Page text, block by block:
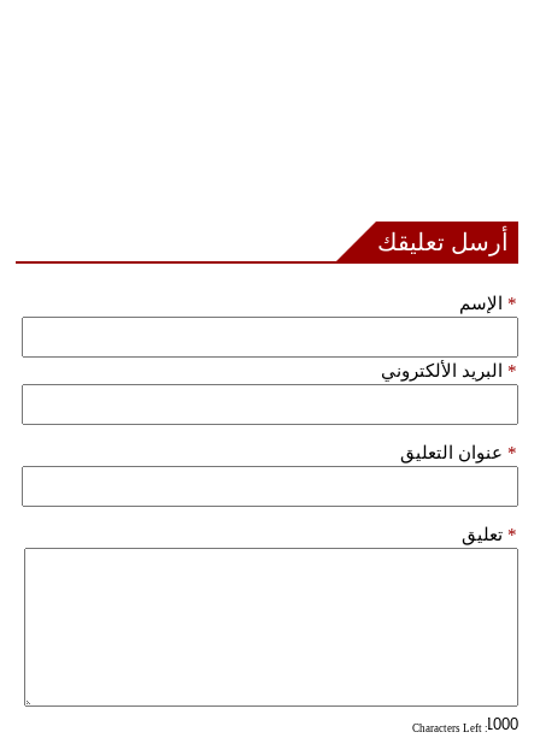
أرسل تعليقك
الإسم *
البريد الألكتروني *
عنوان التعليق *
تعليق *
: Characters Left